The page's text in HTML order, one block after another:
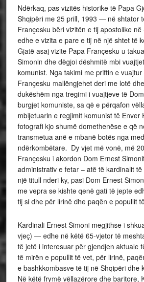
Ndërkaq, pas vizitës historike të Papa
Shqipëri me 25 prill, 1993 — në shtator
Françesku bëri vizitën e tij apostolike
edhe e vizita e pare e tij në një shtet të
Gjatë asaj vizite Papa Françesku u
Simonin dhe dëgjoi dëshmitë mbi
komunist. Nga takimi me priftin e
Françesku mallëngjehet deri me lotë
dukëshëm nga tregimi i vuajtjeve të
burgjet komuniste, sa që e përqafon
mbijetuarin e regjimit komunist të Enver
fotografi kjo shumë domethenëse e që
transmetua anë e mbanë botës nga
ndërkombëtare. Dy vjet më vonë, më
Françesku i akordon Dom Ernest
administrativ e fetar – atë të kardinalit
një titull nderi ky, pasi Dom Ernest
me vepra se kishte qenë gati të jepte
tij si dhe për lirinë dhe paqën e popullit
Kardinali Ernest Simoni megjithse i
vjeç) — edhe në këtë 65-vjetor të
të jetë i interesuar për gjendjen aktuale
të mirën e popullit të vet, për lirinë,
e bashkkombasve të tij në Shqipëri dhe
Në këtë frymë vëllazërore dhe baritore,